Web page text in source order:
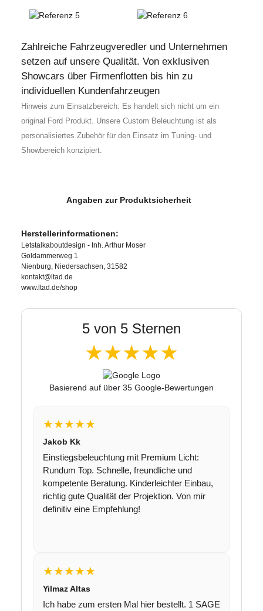
Zahlreiche Fahrzeugveredler und Unternehmen
setzen auf unsere Qualität. Von exklusiven
Showcars über Firmenflotten bis hin zu
individuellen Kundenfahrzeugen
Hinweis zum Einsatzbereich: Es handelt sich nicht um ein
original Ford Produkt. Unsere Custom Beleuchtung ist als
personalisiertes Zubehör für den Einsatz im Tuning- und
Showbereich konzipiert.
Angaben zur Produktsicherheit
Herstellerinformationen:
Letstalkaboutdesign - Inh. Arthur Moser
Goldammerweg 1
Nienburg, Niedersachsen, 31582
kontakt@ltad.de
www.ltad.de/shop
5 von 5 Sternen
★★★★★
Basierend auf über 35 Google-Bewertungen
★★★★★
Jakob Kk
Einstiegsbeleuchtung mit Premium Licht:
Rundum Top. Schnelle, freundliche und
kompetente Beratung. Kinderleichter Einbau,
richtig gute Qualität der Projektion. Von mir
definitiv eine Empfehlung!
★★★★★
Yilmaz Altas
Ich habe zum ersten Mal hier bestellt. 1 SAGE